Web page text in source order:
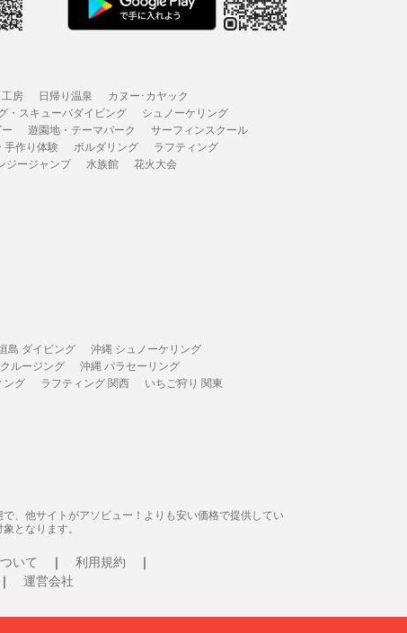
房 日帰り温泉
カヌー･カヤック
・スキューバダイビング
シュノーケリング
遊園地・テーマパーク
サーフィンスクール
手作り体験 ボルダリング
ラフティング
ジージャンプ 水族館 花火大会
島 ダイビング
沖縄 シュノーケリング
ルージング
沖縄 パラセーリング
ング ラフティング 関西
いちご狩り 関東
、他サイトがアソビュー！よりも安い価格で提供してい
となります。
いて
利用規約
運営会社